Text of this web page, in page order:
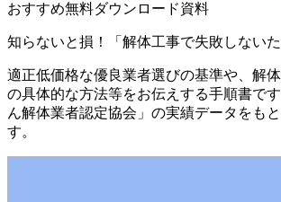
おすすめ無料ダウンロード資料
知らないと損！「解体工事で失敗しないた
適正低価格な優良業者選びの基準や、解
の具体的な方法等をお伝えする手順書で
ん解体業者認定協会」の実績データをも
す。